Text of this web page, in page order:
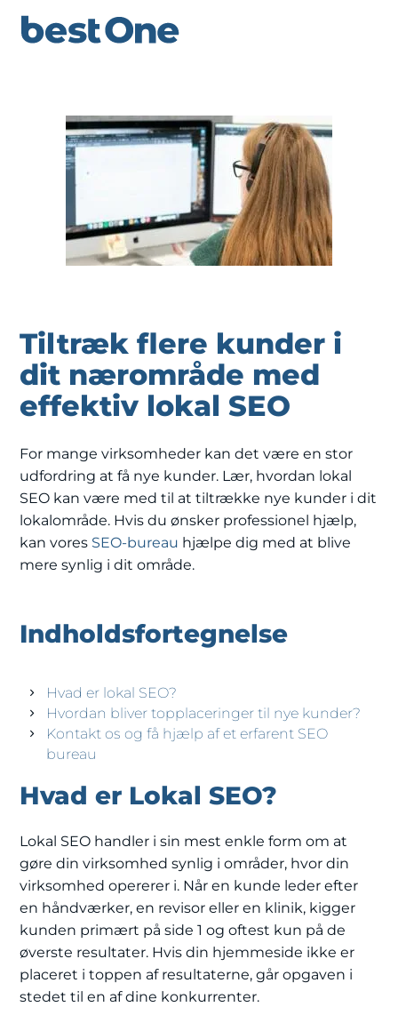
Tiltræk flere kunder i
dit nærområde med
effektiv lokal SEO
For mange virksomheder kan det være en stor
udfordring at få nye kunder. Lær, hvordan lokal
SEO kan være med til at tiltrække nye kunder i dit
lokalområde. Hvis du ønsker professionel hjælp,
kan vores SEO-bureau hjælpe dig med at blive
mere synlig i dit område.
Indholdsfortegnelse
Hvad er lokal SEO?
Hvordan bliver topplaceringer til nye kunder?
Kontakt os og få hjælp af et erfarent SEO
bureau
Hvad er Lokal SEO?
Lokal SEO handler i sin mest enkle form om at
gøre din virksomhed synlig i områder, hvor din
virksomhed opererer i. Når en kunde leder efter
en håndværker, en revisor eller en klinik, kigger
kunden primært på side 1 og oftest kun på de
øverste resultater. Hvis din hjemmeside ikke er
placeret i toppen af resultaterne, går opgaven i
stedet til en af dine konkurrenter.